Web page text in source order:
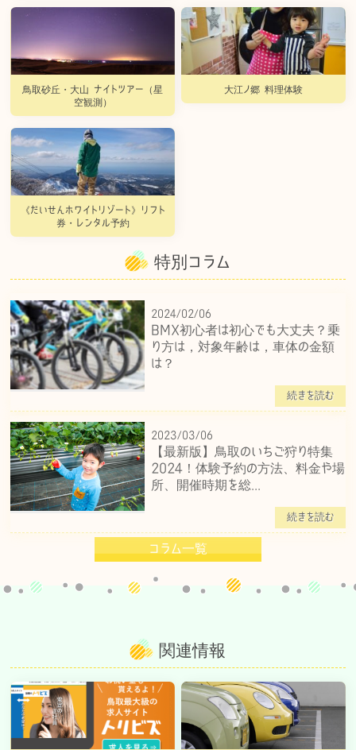
鳥取砂丘・大山 ナイトツアー（星
空観測）
大江ノ郷 料理体験
《だいせんホワイトリゾート》リフト
券・レンタル予約
特別コラム
2024/02/06
BMX初心者は初心でも大丈夫？乗
り方は，対象年齢は，車体の金額
は？
続きを読む
2023/03/06
【最新版】鳥取のいちご狩り特集
2024！体験予約の方法、料金や場
所、開催時期を総...
続きを読む
コラム一覧
関連情報